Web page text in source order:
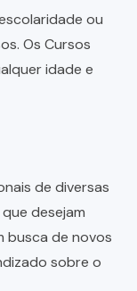
ou
Os Cursos
idade e
de diversas
desejam
busca de novos
sobre o